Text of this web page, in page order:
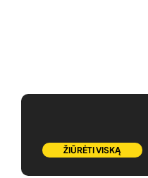
ŽIŪRĖTI VISKĄ